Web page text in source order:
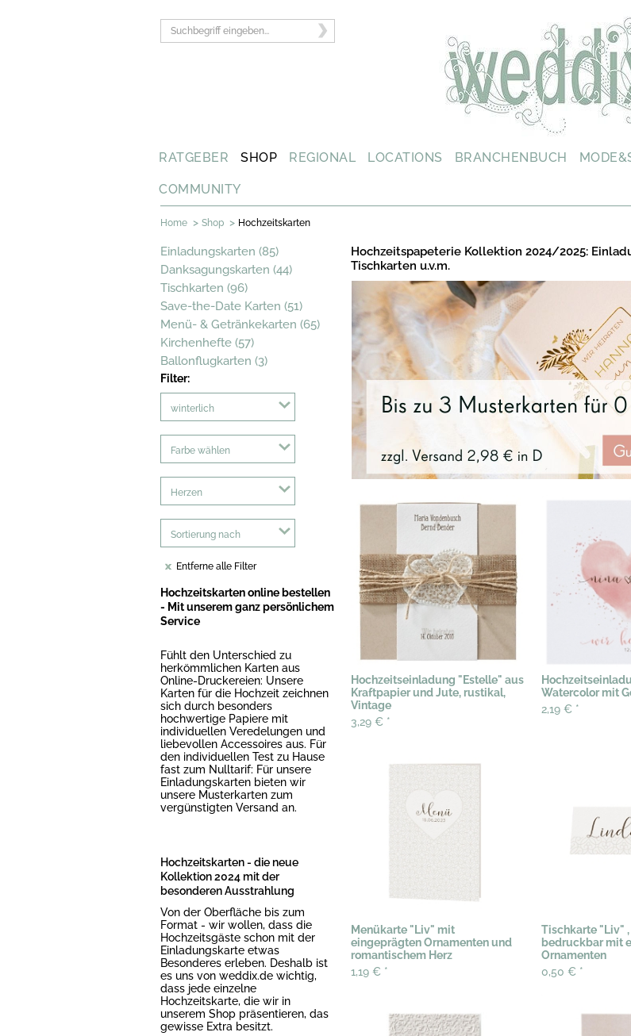
RATGEBER SHOP REGIONAL LOCATIONS BRANCHENBUCH
COMMUNITY
Home > Shop > Hochzeitskarten
Einladungskarten (85)
Danksagungskarten (44)
Tischkarten (96)
Save-the-Date Karten (51)
Menü- & Getränkekarten (65)
Kirchenhefte (57)
Ballonflugkarten (3)
Filter:
winterlich
Farbe wählen
Herzen
Sortierung nach
Entferne alle Filter
Hochzeitskarten online bestellen
- Mit unserem ganz persönlichem
Service
Fühlt den Unterschied zu
herkömmlichen Karten aus
Online-Druckereien: Unsere
Karten für die Hochzeit zeichnen
sich durch besonders
hochwertige Papiere mit
individuellen Veredelungen und
liebevollen Accessoires aus. Für
den individuellen Test zu Hause
fast zum Nulltarif: Für unsere
Einladungskarten bieten wir
unsere Musterkarten zum
vergünstigten Versand an.
Hochzeitskarten - die neue
Kollektion 2024 mit der
besonderen Ausstrahlung
Von der Oberfläche bis zum
Format - wir wollen, dass die
Hochzeitsgäste schon mit der
Einladungskarte etwas
Besonderes erleben. Deshalb ist
es uns von weddix.de wichtig,
dass jede einzelne
Hochzeitskarte, die wir in
unserem Shop präsentieren, das
gewisse Extra besitzt.
Hochzeitspapeterie Kollektion 2024/2025:
Tischkarten u.v.m.
Hochzeitseinladung "Estelle" aus
Kraftpapier und Jute, rustikal,
Vintage
3,29 € *
Watercolor mit
2,19 € *
Menükarte "Liv" mit
eingeprägten Ornamenten und
romantischem Herz
1,19 € *
Tischkarte "Liv" ,
bedruckbar mit
Ornamenten
0,50 € *